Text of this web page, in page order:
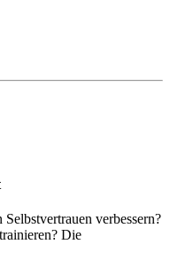
verbessern?
Die